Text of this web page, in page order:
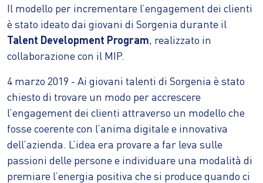
Il modello per incrementare l’engagement dei clienti
è stato ideato dai giovani di Sorgenia durante il
Talent Development Program, realizzato in
collaborazione con il MIP.
4 marzo 2019 - Ai giovani talenti di Sorgenia è stato
chiesto di trovare un modo per accrescere
l’engagement dei clienti attraverso un modello che
fosse coerente con l’anima digitale e innovativa
dell’azienda. L’idea era provare a far leva sulle
passioni delle persone e individuare una modalità di
premiare l’energia positiva che si produce quando ci